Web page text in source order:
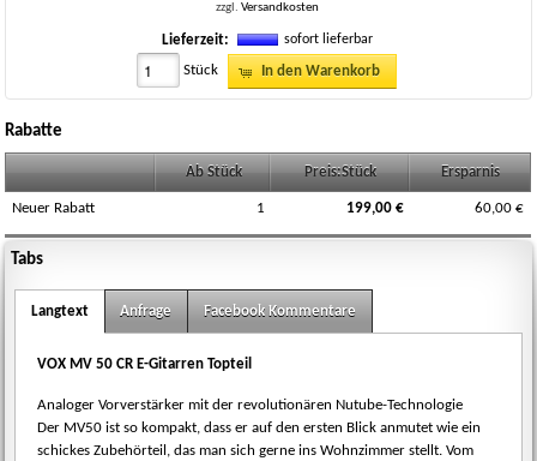
vox-mv-50-cr-1-s.jpg
zzgl. Versandkosten
Lieferzeit: sofort lieferbar
Stück In den Warenkorb
Rabatte
Ab Stück Preis:Stück Ersparnis
Neuer Rabatt 1 199,00 € 60,00 €
Tabs
Langtext Anfrage Facebook Kommentare
VOX MV 50 CR E-Gitarren Topteil
Analoger Vorverstärker mit der revolutionären Nutube-Technologie
Der MV50 ist so kompakt, dass er auf den ersten Blick anmutet wie ein
schickes Zubehörteil, das man sich gerne ins Wohnzimmer stellt. Vom